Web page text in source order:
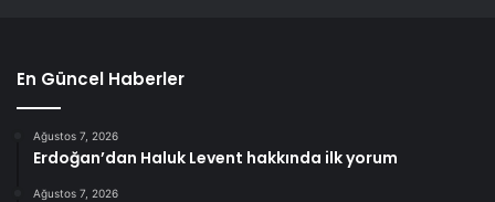
En Güncel Haberler
Ağustos 7, 2026
Erdoğan’dan Haluk Levent hakkında ilk yorum
Ağustos 7, 2026